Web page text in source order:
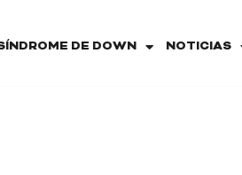
DE DOWN NOTICIAS